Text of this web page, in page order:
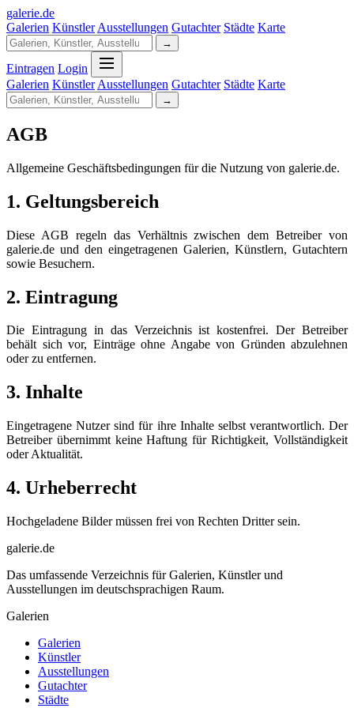
galerie.de
Galerien Künstler Ausstellungen Gutachter Städte Karte
→
Eintragen Login
Galerien Künstler Ausstellungen Gutachter Städte Karte
→
AGB
Allgemeine Geschäftsbedingungen für die Nutzung von galerie.de.
1. Geltungsbereich
Diese AGB regeln das Verhältnis zwischen dem Betreiber von
galerie.de und den eingetragenen Galerien, Künstlern, Gutachtern
sowie Besuchern.
2. Eintragung
Die Eintragung in das Verzeichnis ist kostenfrei. Der Betreiber
behält sich vor, Einträge ohne Angabe von Gründen abzulehnen
oder zu entfernen.
3. Inhalte
Eingetragene Nutzer sind für ihre Inhalte selbst verantwortlich. Der
Betreiber übernimmt keine Haftung für Richtigkeit, Vollständigkeit
oder Aktualität.
4. Urheberrecht
Hochgeladene Bilder müssen frei von Rechten Dritter sein.
galerie.de
Das umfassende Verzeichnis für Galerien, Künstler und
Ausstellungen im deutschsprachigen Raum.
Galerien
Galerien
Künstler
Ausstellungen
Gutachter
Städte